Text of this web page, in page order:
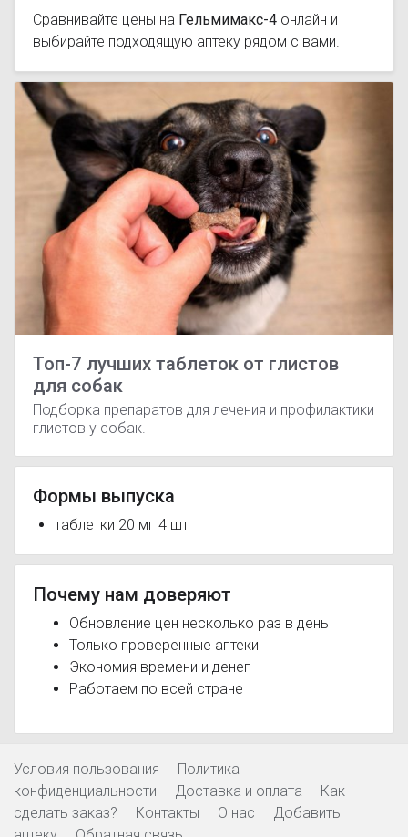
Сравнивайте цены на Гельмимакс-4 онлайн и
выбирайте подходящую аптеку рядом с вами.
Топ-7 лучших таблеток от глистов
для собак
Подборка препаратов для лечения и профилактики
глистов у собак.
Формы выпуска
таблетки 20 мг 4 шт
Почему нам доверяют
Обновление цен несколько раз в день
Только проверенные аптеки
Экономия времени и денег
Работаем по всей стране
Условия пользования
Политика
конфиденциальности
Доставка и оплата
Как
сделать заказ?
Контакты О нас
Добавить